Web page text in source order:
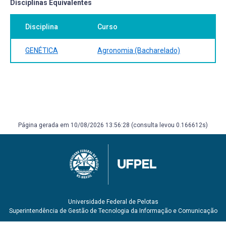
Disciplinas Equivalentes
Disciplina Curso
GENÉTICA Agronomia (Bacharelado)
Página gerada em 10/08/2026 13:56:28 (consulta levou 0.166612s)
Universidade Federal de Pelotas
Superintendência de Gestão de Tecnologia da Informação e Comunicação